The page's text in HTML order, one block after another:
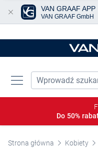
Do 50%
Strona główna Kobiety
VAN GRAAF APP
VAN GRAAF GmbH